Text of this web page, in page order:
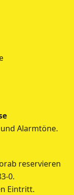
Alarmtöne.
reservieren
0.
Eintritt.